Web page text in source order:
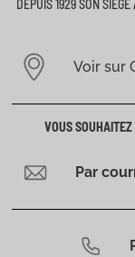
DEPUIS 1929 SON
Voir sur
VOUS
Par